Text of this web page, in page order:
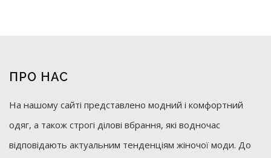
ПРО НАС
На нашому сайті представлено модний і комфортний
одяг, а також строгі ділові вбрання, які водночас
відповідають актуальним тенденціям жіночої моди. До